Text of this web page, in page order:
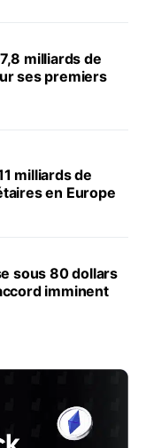
milliards de
ses premiers
milliards de
en Europe
sous 80 dollars
imminent